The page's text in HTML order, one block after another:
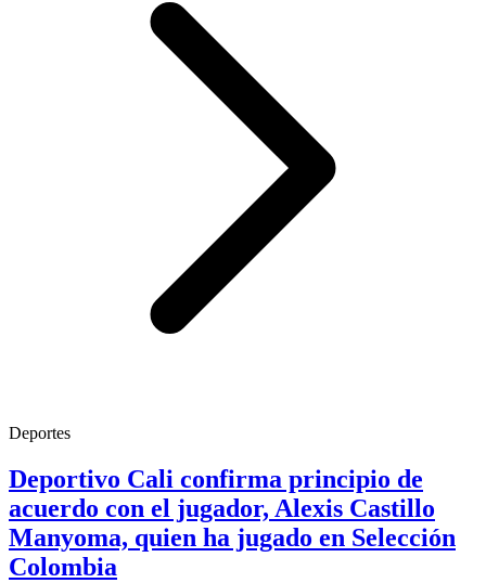
Deportes
Deportivo Cali confirma principio de
acuerdo con el jugador, Alexis Castillo
Manyoma, quien ha jugado en Selección
Colombia